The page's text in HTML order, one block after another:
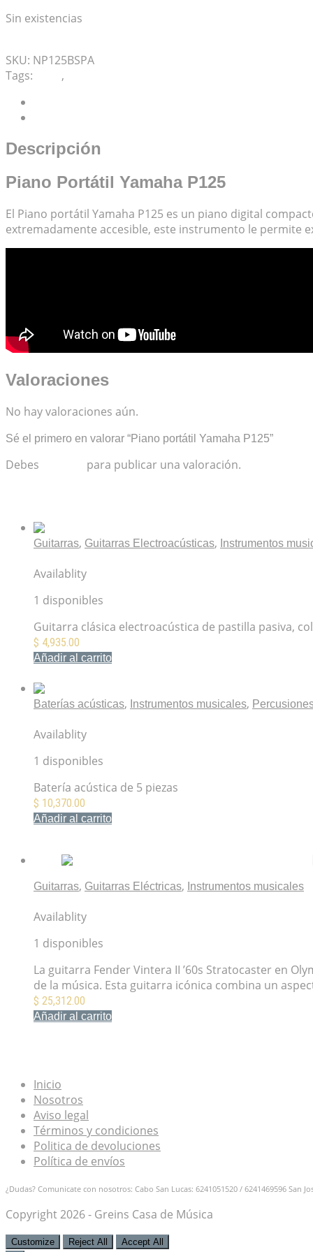
Sin existencias
SKU: NP125BSPA
Tags:
,
Descripción
Piano Portátil Yamaha P125
El Piano portátil Yamaha P125 es un piano digital
extremadamente accesible, este instrumento le permite
Valoraciones
No hay valoraciones aún.
Sé el primero en valorar “Piano portátil Yamaha P125”
Debes para publicar una valoración.
Guitarras, Guitarras Electroacústicas, Instrumentos
Availablity
1 disponibles
Guitarra clásica electroacústica de pastilla pasiva,
$ 4,935.00
Añadir al carrito
Baterías acústicas, Instrumentos musicales,
Availablity
1 disponibles
Batería acústica de 5 piezas
$ 10,370.00
Añadir al carrito
Guitarras, Guitarras Eléctricas, Instrumentos musicales
Availablity
1 disponibles
La guitarra Fender Vintera II ’60s Stratocaster en
de la música. Esta guitarra icónica combina un
$ 25,312.00
Añadir al carrito
Inicio
Nosotros
Aviso legal
Términos y condiciones
Politica de devoluciones
Política de envíos
¿Dudas? Comunicate con nosotros: Cabo San Lucas: 6241051520 / 6241469596 San
Copyright 2026 - Greins Casa de Música
Customize Reject All Accept All